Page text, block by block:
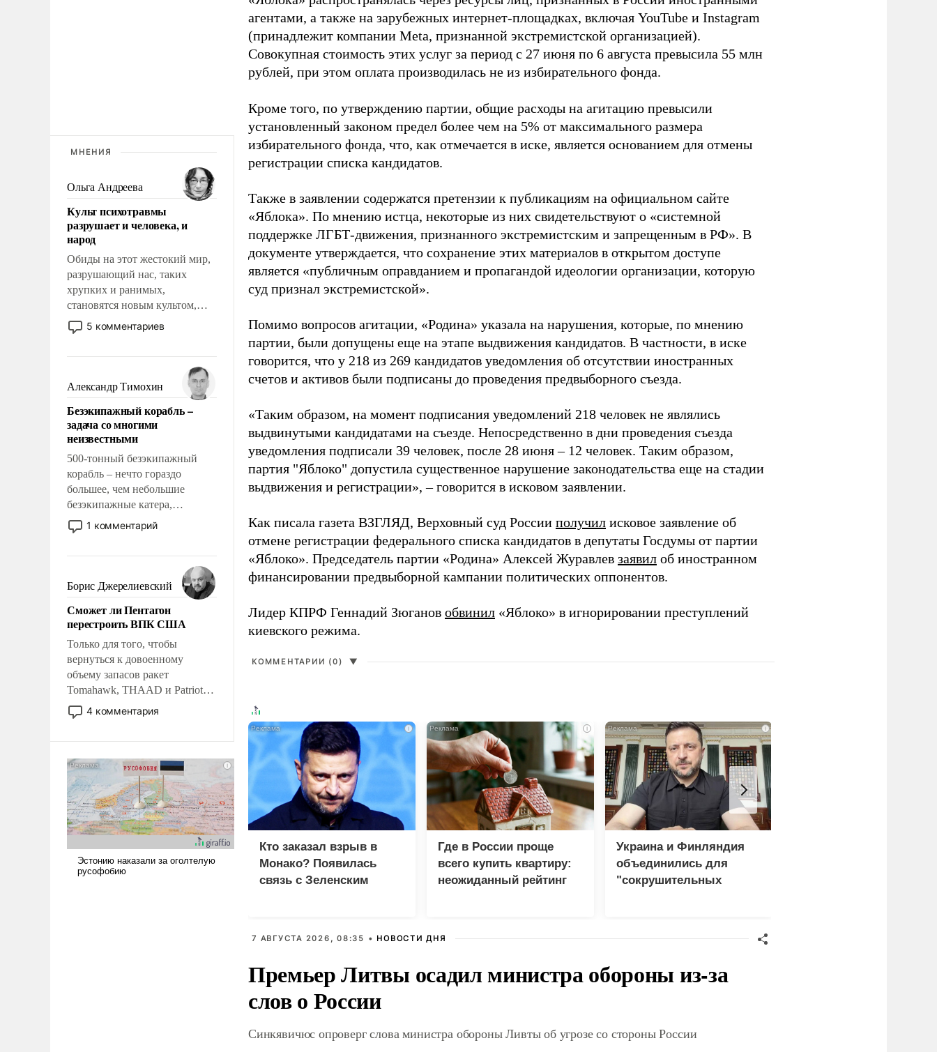
МНЕНИЯ
Ольга Андреева
Культ психотравмы
разрушает и человека, и
народ
Обиды на этот жестокий мир,
разрушающий нас, таких
хрупких и ранимых,
становятся новым культом,
постепенно вытесняя и
отменяя традиционное
мужественным и твердым под
ударами судьбы, брать на себя
ответственность, помогать
слабым, идти вперед и
адаптироваться.
5 комментариев
Александр Тимохин
Безэкипажный корабль –
задача со многими
неизвестными
500-тонный безэкипажный
корабль – нечто гораздо
большее, чем небольшие
безэкипажные катера,
применение которых уже
стало обыденностью. Задача по
сложна и амбициозна. Однако
и ее реализация радикально
поднимет наши боевые
возможности.
1 комментарий
Борис Джерелиевский
Сможет ли Пентагон
перестроить ВПК США
Только для того, чтобы
вернуться к довоенному
объему запасов ракет
Tomahawk, THAAD и Patriot
США потребуется более трех
лет. Даже небольшая война с
Сложившаяся ситуация
означает многолетний период
уязвимости США, например,
перед Китаем.
4 комментария
агентами, а также на зарубежных интернет-площадках, включая YouTube и Instagram
(принадлежит компании Meta, признанной экстремистской организацией).
Совокупная стоимость этих услуг за период с 27 июня по 6 августа превысила 55 млн
рублей, при этом оплата производилась не из избирательного фонда.
Кроме того, по утверждению партии, общие расходы на агитацию превысили
установленный законом предел более чем на 5% от максимального размера
избирательного фонда, что, как отмечается в иске, является основанием для отмены
регистрации списка кандидатов.
Также в заявлении содержатся претензии к публикациям на официальном сайте
«Яблока». По мнению истца, некоторые из них свидетельствуют о «системной
поддержке ЛГБТ-движения, признанного экстремистским и запрещенным в РФ». В
документе утверждается, что сохранение этих материалов в открытом доступе
является «публичным оправданием и пропагандой идеологии организации, которую
суд признал экстремистской».
Помимо вопросов агитации, «Родина» указала на нарушения, которые, по мнению
партии, были допущены еще на этапе выдвижения кандидатов. В частности, в иске
говорится, что у 218 из 269 кандидатов уведомления об отсутствии иностранных
счетов и активов были подписаны до проведения предвыборного съезда.
«Таким образом, на момент подписания уведомлений 218 человек не являлись
выдвинутыми кандидатами на съезде. Непосредственно в дни проведения съезда
уведомления подписали 39 человек, после 28 июня – 12 человек. Таким образом,
партия "Яблоко" допустила существенное нарушение законодательства еще на стадии
выдвижения и регистрации», – говорится в исковом заявлении.
Как писала газета ВЗГЛЯД, Верховный суд России получил исковое заявление об
отмене регистрации федерального списка кандидатов в депутаты Госдумы от партии
«Яблоко». Председатель партии «Родина» Алексей Журавлев заявил об иностранном
финансировании предвыборной кампании политических оппонентов.
Лидер КПРФ Геннадий Зюганов обвинил «Яблоко» в игнорировании преступлений
киевского режима.
КОММЕНТАРИИ (0) ▼
i
Кто заказал взрыв в
Монако? Появилась
связь с Зеленским
i
Где в России проще
всего купить квартиру:
неожиданный рейтинг
i
Украина и Финляндия
объединились для
"сокрушительных
7 АВГУСТА 2026, 08:35 • НОВОСТИ ДНЯ
Премьер Литвы осадил министра обороны из-за
слов о России
Синкявичюс опроверг слова министра обороны Ливты об угрозе со стороны России